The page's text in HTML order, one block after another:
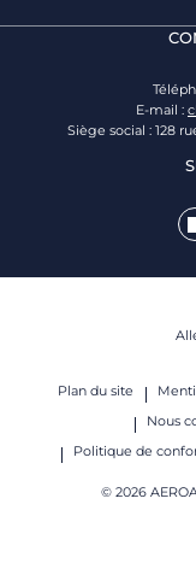
E-mail :
Siège social : 128
Plan du site
Nous
Politique de
© 2026